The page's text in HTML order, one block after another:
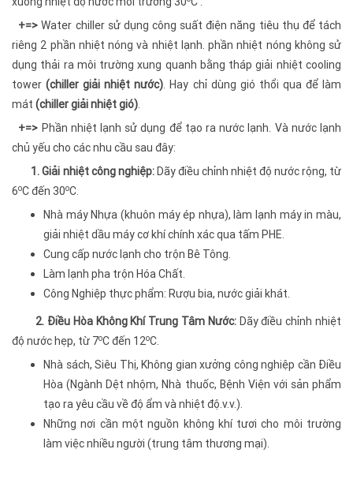
+=>Water chiller sử dụng công suất điện năng tiêu thụ để tách
riêng 2 phần nhiệt nóng và nhiệt lạnh. phần nhiệt nóng không sử
dụng thải ra môi trường xung quanh bằng tháp giải nhiệt cooling
tower(chiller giải nhiệt nước). Hay chỉ dùng gió thổi qua để làm
mát (chiller giải nhiệt gió).
+=> Phần nhiệt lạnh sử dụng để tạo ra nước lạnh. Và nước lạnh
chủ yếu cho các nhu cầu sau đây:
1. Giải nhiệt công nghiệp:Dãy điều chỉnh nhiệt độ nước rộng, từ
6oC đến 30oC.
Nhà máy Nhựa (khuôn máy ép nhựa), làm lạnh máy in màu,
giải nhiệt dầu máy cơ khí chính xác qua tấm PHE.
Cung cấp nước lạnh cho trộn Bê Tông.
Làm lạnh pha trộn Hóa Chất.
Công Nghiệp thực phẩm: Rượu bia, nước giải khát.
2. Điều Hòa Không Khí Trung Tâm Nước:Dãy điều chỉnh nhiệt
độ nước hẹp, từ 7oC đến 12oC.
Nhà sách, Siêu Thị, Không gian xưởng công nghiệp cần Điều
Hòa (Ngành Dệt nhộm, Nhà thuốc, Bệnh Viện với sản phẩm
tạo ra yêu cầu về độ ẩm và nhiệt độ.v.v.).
Những nơi cần một nguồn không khí tươi cho môi trường
làm việc nhiều người (trung tâm thương mại).